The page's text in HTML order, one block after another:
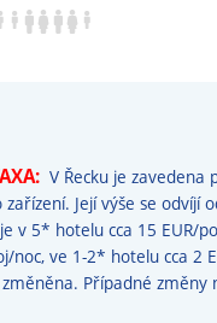
V Řecku je
Její výše se odvíjí
v 5* hotelu cca 15 EUR/
noc, ve 1-2* hotelu cca 2
Případné změny